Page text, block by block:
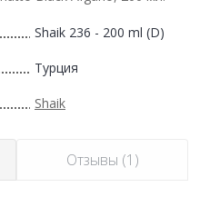
Shaik 236 - 200 ml (D)
Турция
Shaik
Отзывы (1)